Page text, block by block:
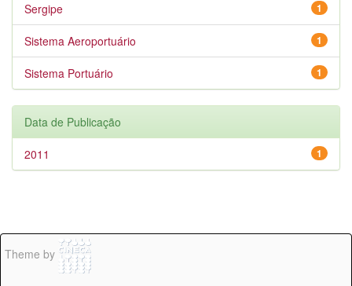
1
Sergipe
1
Sistema Aeroportuário
1
Sistema Portuário
Data de Publicação
1
2011
Theme by